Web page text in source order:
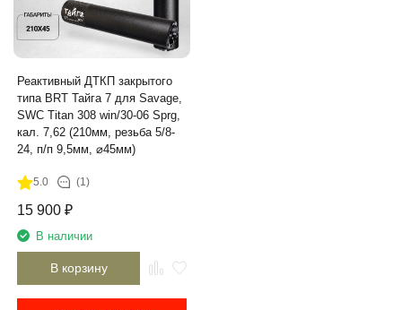
Реактивный ДТКП закрытого
типа BRT Тайга 7 для Savage,
SWC Titan 308 win/30-06 Sprg,
кал. 7,62 (210мм, резьба 5/8-
24, п/п 9,5мм, ⌀45мм)
5.0 (1)
15 900 ₽
В наличии
В корзину